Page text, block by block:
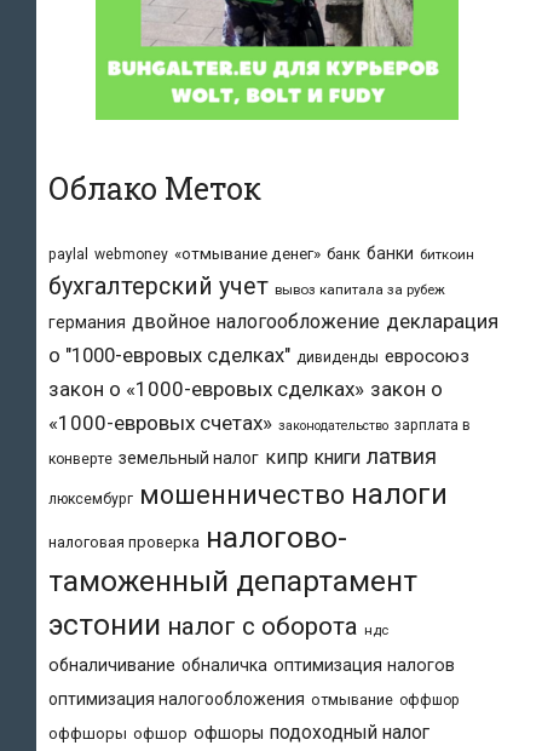
Облако Меток
paylal webmoney «отмывание денег» банк банки биткоин
бухгалтерский учет вывоз капитала за рубеж
германия двойное налогообложение декларация
о "1000-евровых сделках" дивиденды евросоюз
закон о «1000-евровых сделках» закон о
«1000-евровых счетах» законодательство зарплата в
конверте земельный налог кипр книги латвия
люксембург мошенничество налоги
налоговая проверка налогово-
таможенный департамент
эстонии налог с оборота ндс
обналичивание обналичка оптимизация налогов
оптимизация налогообложения отмывание оффшор
оффшоры офшор офшоры подоходный налог